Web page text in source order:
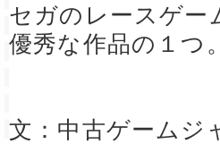
セガのレースゲー
優秀な作品の１つ。
文：中古ゲームジ